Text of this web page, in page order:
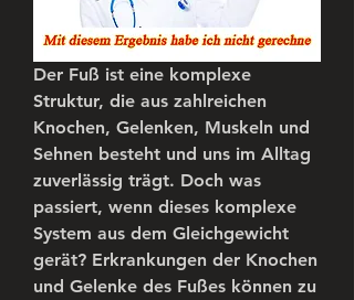
Der Fuß ist eine komplexe
Struktur, die aus zahlreichen
Knochen, Gelenken, Muskeln und
Sehnen besteht und uns im Alltag
zuverlässig trägt. Doch was
passiert, wenn dieses komplexe
System aus dem Gleichgewicht
gerät? Erkrankungen der Knochen
und Gelenke des Fußes können zu